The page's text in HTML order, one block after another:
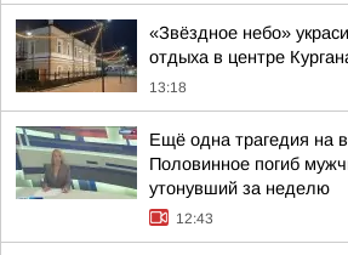
«Звёздное небо»
отдыха в центре
13:18
Ещё одна трагедия на
Половинное погиб
утонувший за неделю
12:43